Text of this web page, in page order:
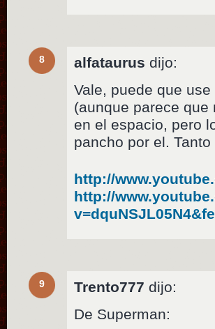
8 alfataurus dijo:
Vale, puede que
(aunque parece
en el espacio, pero
pancho por el.
http://
http://
9 Trento777 dijo:
De Superman: